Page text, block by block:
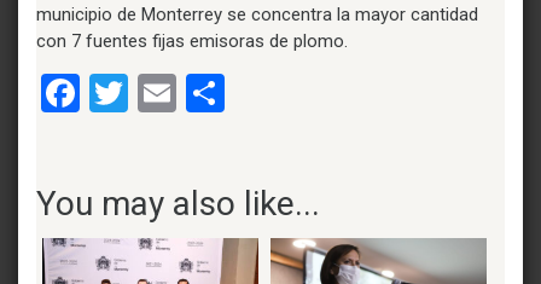
municipio de Monterrey se concentra la mayor cantidad
con 7 fuentes fijas emisoras de plomo.
Facebook
Twitter
Email
You may also like...